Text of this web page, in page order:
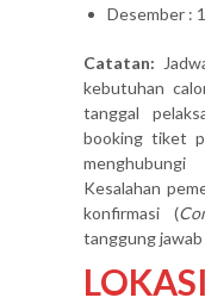
Desember :
Catatan:
kebutuhan
tanggal
booking tiket
Kesalahan
konfirmasi (
tanggung